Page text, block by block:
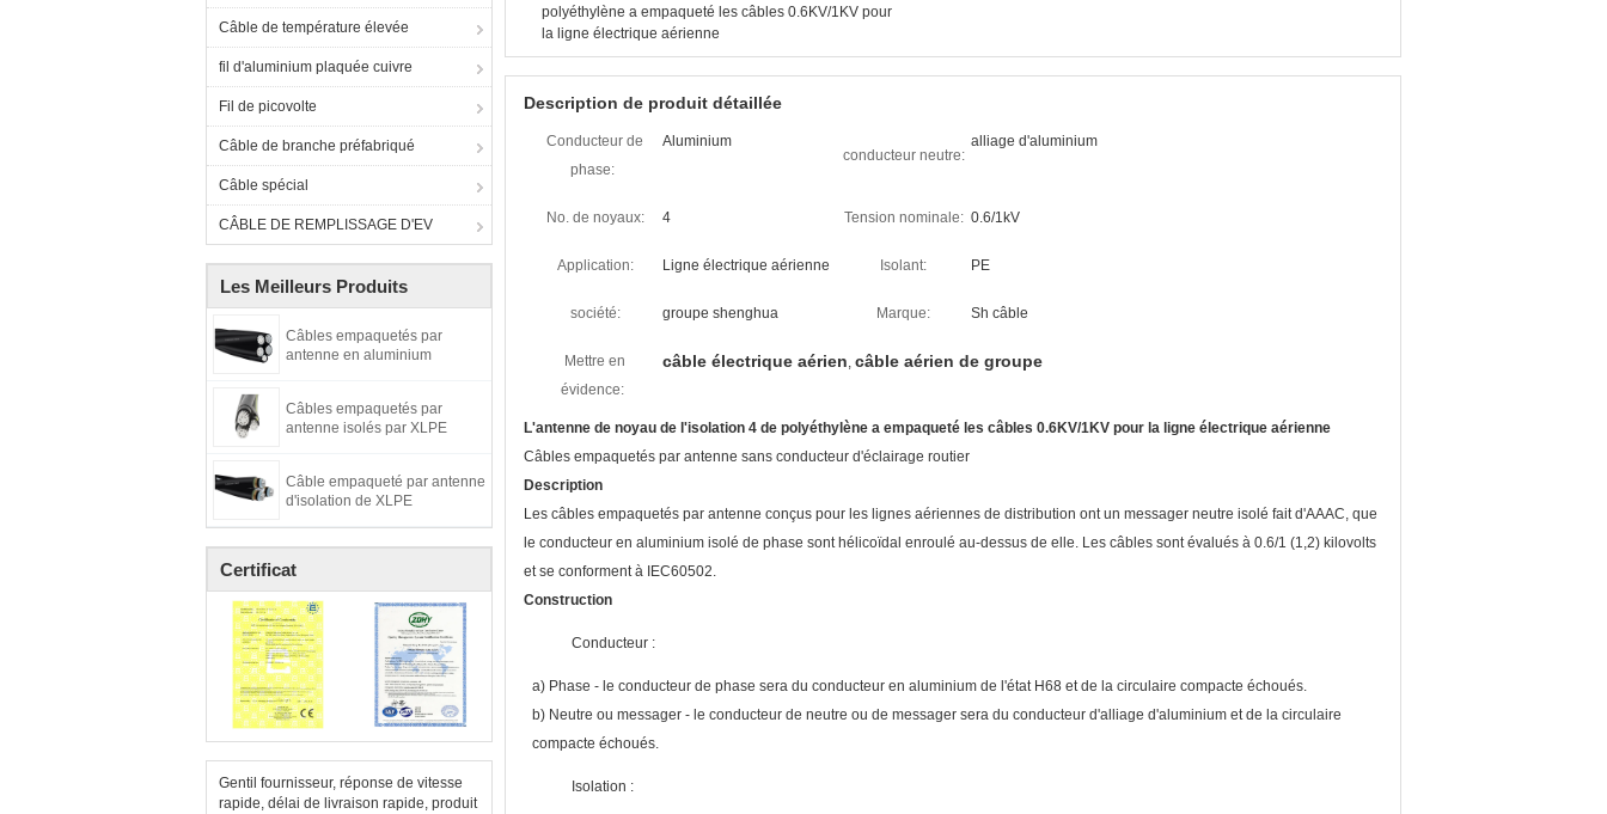
Câble de température élevée
fil d'aluminium plaquée cuivre
Fil de picovolte
Câble de branche préfabriqué
Câble spécial
CÂBLE DE REMPLISSAGE D'EV
Les Meilleurs Produits
Câbles empaquetés par
antenne en aluminium
Câbles empaquetés par
antenne isolés par XLPE
Câble empaqueté par antenne
d'isolation de XLPE
Certificat
Gentil fournisseur, réponse de vitesse
rapide, délai de livraison rapide, produit
polyéthylène a empaqueté les câbles 0.6KV/1KV pour
la ligne électrique aérienne
Description de produit détaillée
Conducteur de
phase:
Aluminium
conducteur neutre:
alliage d'aluminium
No. de noyaux: 4 Tension nominale: 0.6/1kV
Application: Ligne électrique aérienne Isolant: PE
société: groupe shenghua Marque: Sh câble
Mettre en
évidence:
câble électrique aérien, câble aérien de groupe
L'antenne de noyau de l'isolation 4 de polyéthylène a empaqueté les câbles 0.6KV/1KV pour la ligne électrique aérienne
Câbles empaquetés par antenne sans conducteur d'éclairage routier
Description
Les câbles empaquetés par antenne conçus pour les lignes aériennes de distribution ont un messager neutre isolé fait d'AAAC, que
le conducteur en aluminium isolé de phase sont hélicoïdal enroulé au-dessus de elle. Les câbles sont évalués à 0.6/1 (1,2) kilovolts
et se conforment à IEC60502.
Construction
Conducteur :
a) Phase - le conducteur de phase sera du conducteur en aluminium de l'état H68 et de la circulaire compacte échoués.
b) Neutre ou messager - le conducteur de neutre ou de messager sera du conducteur d'alliage d'aluminium et de la circulaire
compacte échoués.
Isolation :